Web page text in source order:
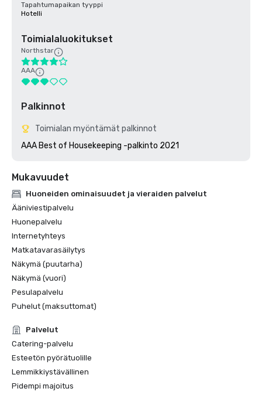
Tapahtumapaikan tyyppi
Hotelli
Toimialaluokitukset
Northstar
AAA
Palkinnot
Toimialan myöntämät palkinnot
AAA Best of Housekeeping -palkinto 2021
Mukavuudet
Huoneiden ominaisuudet ja vieraiden palvelut
Ääniviestipalvelu
Huonepalvelu
Internetyhteys
Matkatavarasäilytys
Näkymä (puutarha)
Näkymä (vuori)
Pesulapalvelu
Puhelut (maksuttomat)
Palvelut
Catering-palvelu
Esteetön pyörätuolille
Lemmikkiystävällinen
Pidempi majoitus